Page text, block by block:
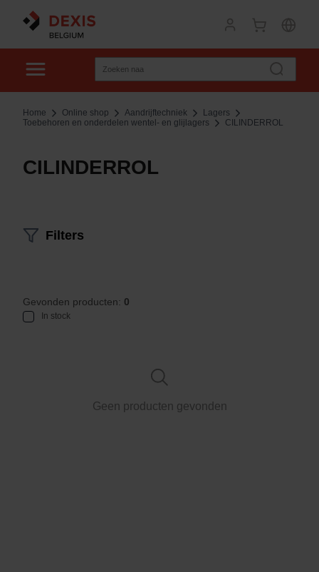
Home Online shop Aandrijftechniek
Lagers
Toebehoren en onderdelen wentel- en glijlagers
CILINDERROL
CILINDERROL
Filters
Gevonden producten: 0
In stock
Geen producten gevonden